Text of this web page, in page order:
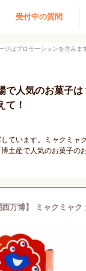
受付中の質問
ジはプロモーションを含みま
で人気のお菓子
て！
ています。ミャクミャ
土産で人気のお菓子の
西万博】 ミャクミャ